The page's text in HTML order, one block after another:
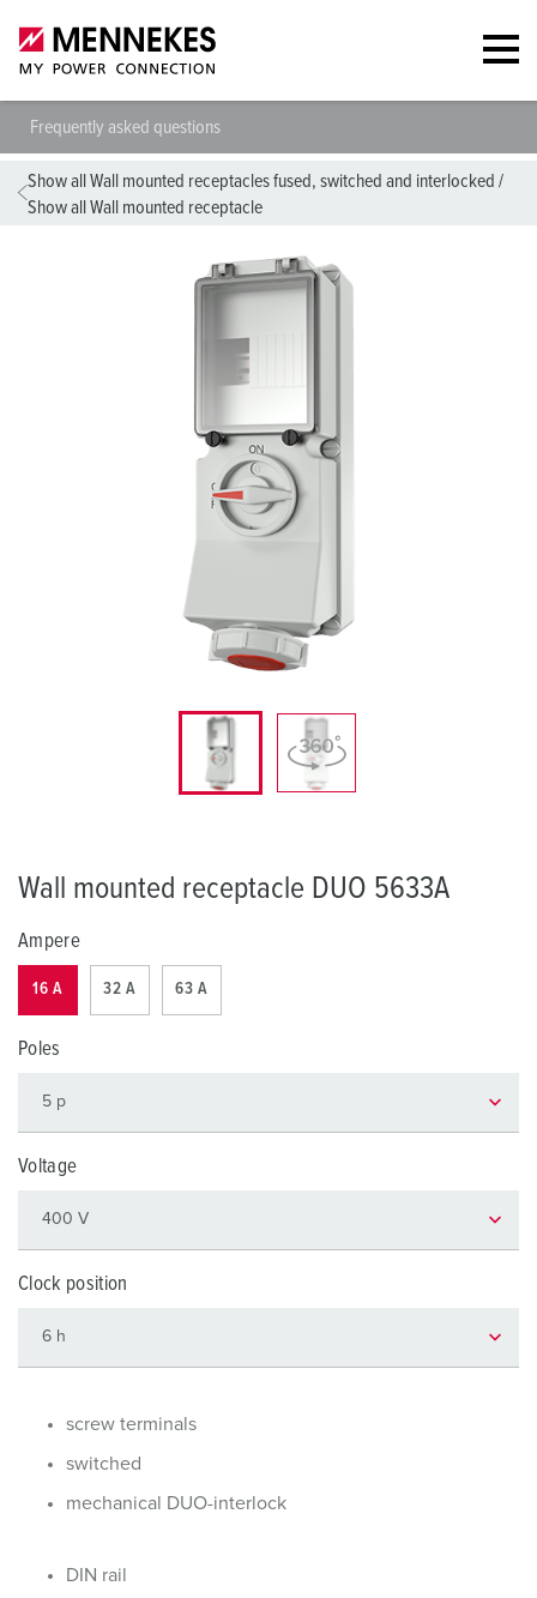
Frequently asked questions
Show all Wall mounted receptacles fused, switched and interlocked /
Show all Wall mounted receptacle
Wall mounted receptacle DUO 5633A
Ampere
16 A 32 A 63 A
Poles
Voltage
Clock position
screw terminals
switched
mechanical DUO-interlock
DIN rail